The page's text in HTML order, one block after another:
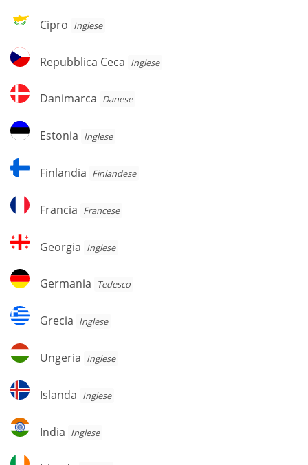
Cipro
Cipro Inglese
Repubblica
Ceca
Repubblica Ceca Inglese
Danimarca
Danimarca Danese
Estonia
Estonia Inglese
Finlandia
Finlandia Finlandese
Francia
Francia Francese
Georgia
Georgia Inglese
Germania
Germania Tedesco
Grecia
Grecia Inglese
Ungeria
Ungeria Inglese
Islanda
Islanda Inglese
India
India Inglese
Irlanda